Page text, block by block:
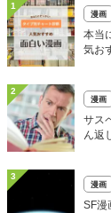
1
漫画
本当
気お
2
漫画
サス
ん返
3
漫画
SF漫